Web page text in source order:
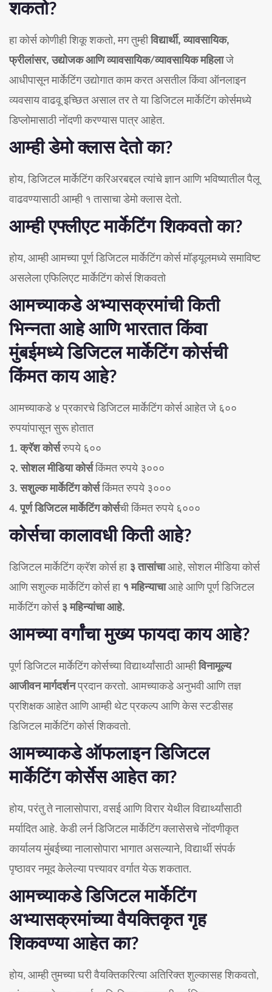
शकतो?
हा कोर्स कोणीही शिकू शकतो, मग तुम्हीविद्यार्थी, व्यावसायिक,
फ्रीलांसर, उद्योजक आणि व्यावसायिक/व्यावसायिक महिलाजे
आधीपासून मार्केटिंग उद्योगात काम करत असतील किंवा ऑनलाइन
व्यवसाय वाढवू इच्छित असाल तर ते या डिजिटल मार्केटिंग कोर्समध्ये
डिप्लोमासाठी नोंदणी करण्यास पात्र आहेत.
आम्ही डेमो क्लास देतो का?
होय, डिजिटल मार्केटिंग करिअरबद्दल त्यांचे ज्ञान आणि भविष्यातील पैलू
वाढवण्यासाठी आम्ही १ तासाचा डेमो क्लास देतो.
आम्ही एफ्लीएट मार्केटिंग शिकवतो का?
होय, आम्ही आमच्या पूर्ण डिजिटल मार्केटिंग कोर्स मॉड्यूलमध्ये समाविष्ट
असलेला एफिलिएट मार्केटिंग कोर्स शिकवतो
आमच्याकडे अभ्यासक्रमांची किती
भिन्नता आहे आणि भारतात किंवा
मुंबईमध्ये डिजिटल मार्केटिंग कोर्सची
किंमत काय आहे?
आमच्याकडे ४ प्रकारचे डिजिटल मार्केटिंग कोर्स आहेत जे ६००
रुपयांपासून सुरू होतात
1. क्रॅश कोर्सरुपये ६००
२. सोशल मीडिया कोर्सकिंमत रुपये ३०००
3. सशुल्क मार्केटिंग कोर्सकिंमत रुपये ३०००
4. पूर्ण डिजिटल मार्केटिंग कोर्सची किंमत रुपये ६०००
कोर्सचा कालावधी किती आहे?
डिजिटल मार्केटिंग क्रॅश कोर्स हा ३ तासांचाआहे, सोशल मीडिया कोर्स
आणि सशुल्क मार्केटिंग कोर्स हा १ महिन्याचाआहे आणि पूर्ण डिजिटल
मार्केटिंग कोर्स ३ महिन्यांचा आहे.
आमच्या वर्गांचा मुख्य फायदा काय आहे?
पूर्ण डिजिटल मार्केटिंग कोर्सच्या विद्यार्थ्यांसाठी आम्हीविनामूल्य
आजीवन मार्गदर्शनप्रदान करतो. आमच्याकडे अनुभवी आणि तज्ञ
प्रशिक्षक आहेत आणि आम्ही थेट प्रकल्प आणि केस स्टडीसह
डिजिटल मार्केटिंग कोर्स शिकवतो.
आमच्याकडे ऑफलाइन डिजिटल
मार्केटिंग कोर्सेस आहेत का?
होय, परंतु ते नालासोपारा, वसई आणि विरार येथील विद्यार्थ्यांसाठी
मर्यादित आहे. केडी लर्न डिजिटल मार्केटिंग क्लासेसचे नोंदणीकृत
कार्यालय मुंबईच्या नालासोपारा भागात असल्याने, विद्यार्थी संपर्क
पृष्ठावर नमूद केलेल्या पत्त्यावर वर्गात येऊ शकतात.
आमच्याकडे डिजिटल मार्केटिंग
अभ्यासक्रमांच्या वैयक्तिकृत गृह
शिकवण्या आहेत का?
होय, आम्ही तुमच्या घरी वैयक्तिकरित्या अतिरिक्त शुल्कासह शिकवतो,